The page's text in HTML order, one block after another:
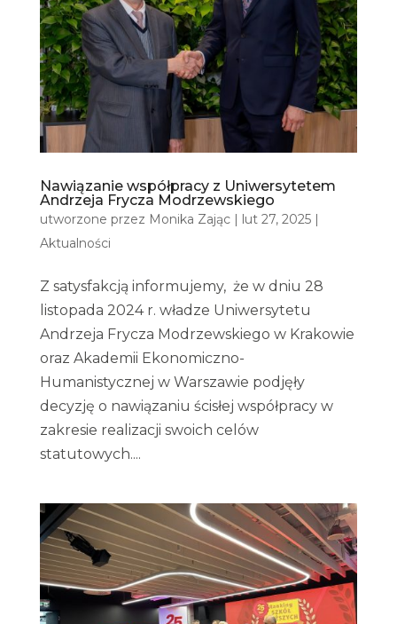
Nawiązanie współpracy z Uniwersytetem
Andrzeja Frycza Modrzewskiego
utworzone przez Monika Zając| lut 27, 2025|
Aktualności
Z satysfakcją informujemy, że w dniu 28
listopada 2024 r. władze Uniwersytetu
Andrzeja Frycza Modrzewskiego w Krakowie
oraz Akademii Ekonomiczno-
Humanistycznej w Warszawie podjęły
decyzję o nawiązaniu ścisłej współpracy w
zakresie realizacji swoich celów
statutowych....